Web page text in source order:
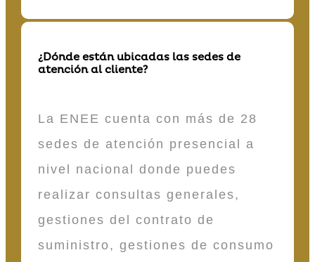
¿Dónde están ubicadas las sedes de
atención al cliente?
La ENEE cuenta con más de 28
sedes de atención presencial a
nivel nacional donde puedes
realizar consultas generales,
gestiones del contrato de
suministro, gestiones de consumo